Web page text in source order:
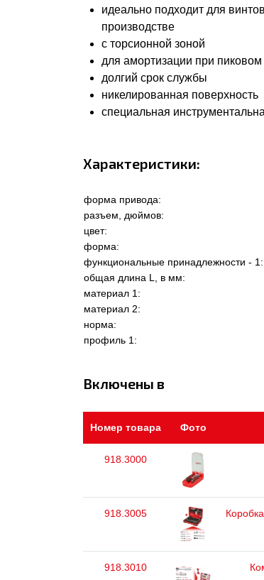
идеально подходит для
производстве
с торсионной зоной
для амортизации при
долгий срок службы
никелированная поверхность
специальная
Характеристики:
форма привода:
разъем, дюймов:
цвет:
форма:
функциональные принадлежности - 1:
общая длина L, в мм:
материал 1:
материал 2:
норма:
профиль 1:
Включены в
Номер товара Фото
918.3000
918.3005
918.3010